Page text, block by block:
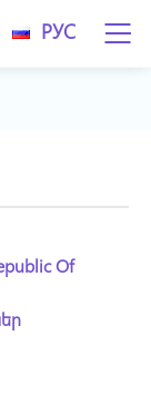
РУС
Of